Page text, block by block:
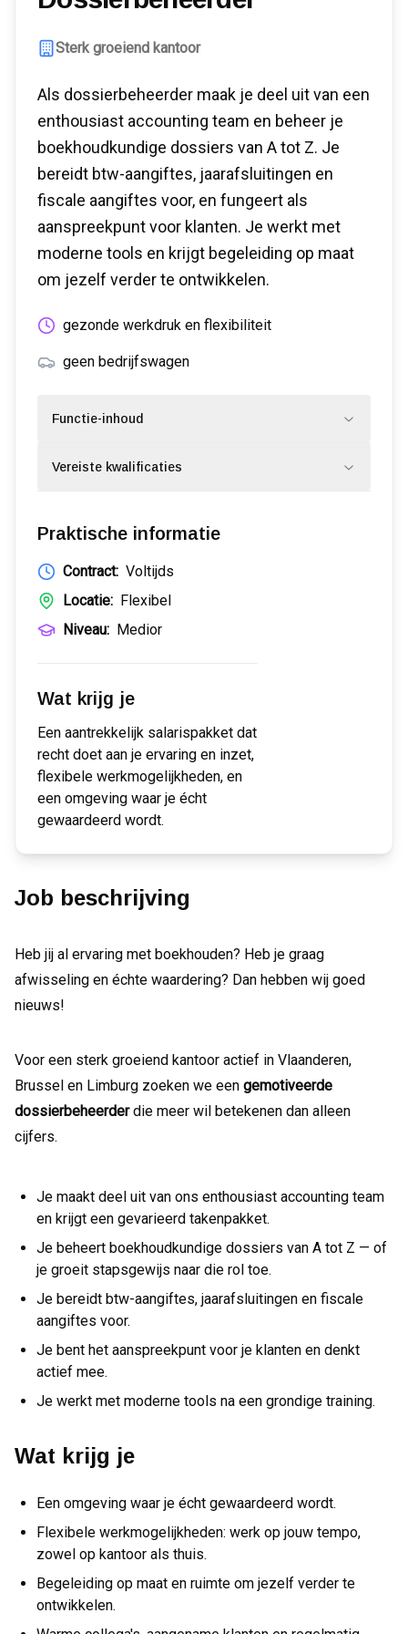
Sterk groeiend kantoor
Als dossierbeheerder maak je deel uit van een
enthousiast accounting team en beheer je
boekhoudkundige dossiers van A tot Z. Je
bereidt btw-aangiftes, jaarafsluitingen en
fiscale aangiftes voor, en fungeert als
aanspreekpunt voor klanten. Je werkt met
moderne tools en krijgt begeleiding op maat
om jezelf verder te ontwikkelen.
gezonde werkdruk en flexibiliteit
geen bedrijfswagen
Functie-inhoud
Vereiste kwalificaties
Praktische informatie
Contract: Voltijds
Locatie: Flexibel
Niveau: Medior
Wat krijg je
Een aantrekkelijk salarispakket dat
recht doet aan je ervaring en inzet,
flexibele werkmogelijkheden, en
een omgeving waar je écht
gewaardeerd wordt.
Job beschrijving
Heb jij al ervaring met boekhouden? Heb je graag
afwisseling en échte waardering? Dan hebben wij goed
nieuws!
Voor een sterk groeiend kantoor actief in Vlaanderen,
Brussel en Limburg zoeken we een gemotiveerde
dossierbeheerderdie meer wil betekenen dan alleen
cijfers.
Je maakt deel uit van ons enthousiast accounting team
en krijgt een gevarieerd takenpakket.
Je beheert boekhoudkundige dossiers van A tot Z — of
je groeit stapsgewijs naar die rol toe.
Je bereidt btw-aangiftes, jaarafsluitingen en fiscale
aangiftes voor.
Je bent het aanspreekpunt voor je klanten en denkt
actief mee.
Je werkt met moderne tools na een grondige training.
Wat krijg je
Een omgeving waar je écht gewaardeerd wordt.
Flexibele werkmogelijkheden: werk op jouw tempo,
zowel op kantoor als thuis.
Begeleiding op maat en ruimte om jezelf verder te
ontwikkelen.